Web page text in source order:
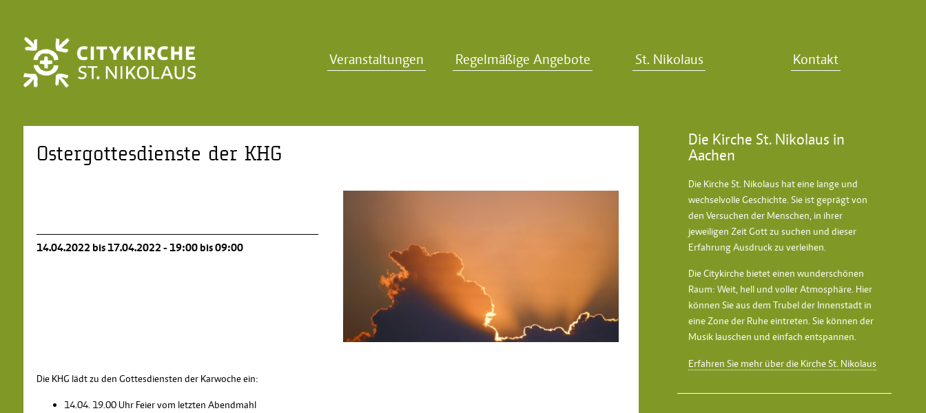
Veranstaltungen Regelmäßige Angebote St. Nikolaus Kontakt
Ostergottesdienste der KHG
14.04.2022 bis 17.04.2022 - 19:00 bis 09:00
Die KHG lädt zu den Gottesdiensten der Karwoche ein:
14.04. 19.00 Uhr Feier vom letzten Abendmahl
Die Kirche St. Nikolaus in
Aachen
Die Kirche St. Nikolaus hat eine lange und
wechselvolle Geschichte. Sie ist geprägt von
den Versuchen der Menschen, in ihrer
jeweiligen Zeit Gott zu suchen und dieser
Erfahrung Ausdruck zu verleihen.
Die Citykirche bietet einen wunderschönen
Raum: Weit, hell und voller Atmosphäre. Hier
können Sie aus dem Trubel der Innenstadt in
eine Zone der Ruhe eintreten. Sie können der
Musik lauschen und einfach entspannen.
Erfahren Sie mehr über die Kirche St. Nikolaus